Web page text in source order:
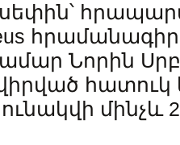
Նորին
մինչև